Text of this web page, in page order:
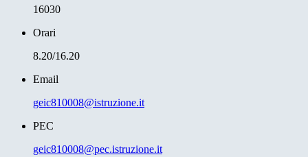
16030
Orari
8.20/16.20
Email
geic810008@istruzione.it
PEC
geic810008@pec.istruzione.it